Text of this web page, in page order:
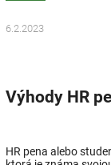
6.2.2023
Výhody HR
HR pena alebo